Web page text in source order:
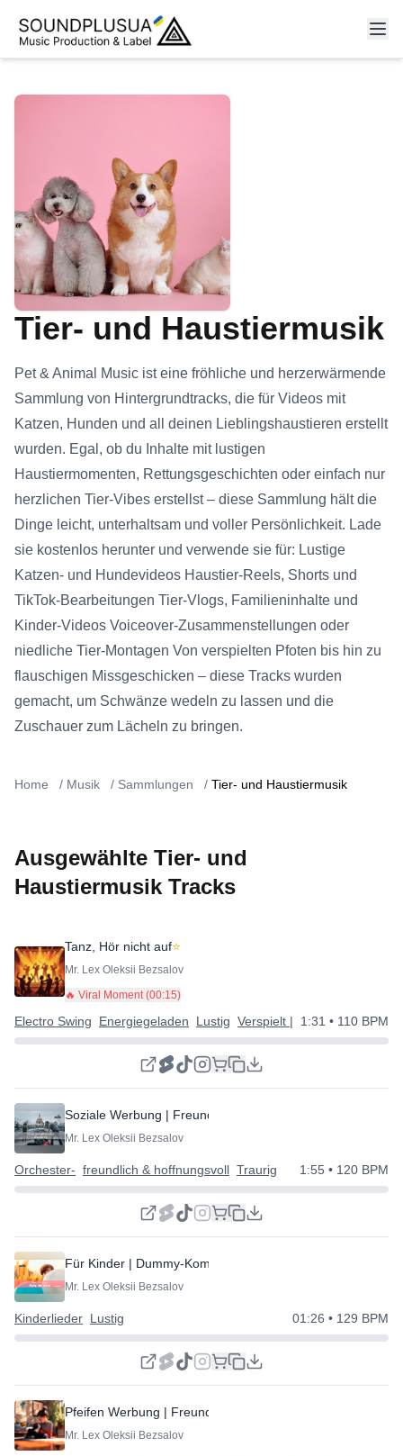
Tier- und Haustiermusik
Pet & Animal Music ist eine fröhliche und herzerwärmende
Sammlung von Hintergrundtracks, die für Videos mit
Katzen, Hunden und all deinen Lieblingshaustieren erstellt
wurden. Egal, ob du Inhalte mit lustigen
Haustiermomenten, Rettungsgeschichten oder einfach nur
herzlichen Tier-Vibes erstellst – diese Sammlung hält die
Dinge leicht, unterhaltsam und voller Persönlichkeit. Lade
sie kostenlos herunter und verwende sie für: Lustige
Katzen- und Hundevideos Haustier-Reels, Shorts und
TikTok-Bearbeitungen Tier-Vlogs, Familieninhalte und
Kinder-Videos Voiceover-Zusammenstellungen oder
niedliche Tier-Montagen Von verspielten Pfoten bis hin zu
flauschigen Missgeschicken – diese Tracks wurden
gemacht, um Schwänze wedeln zu lassen und die
Zuschauer zum Lächeln zu bringen.
Home / Musik / Sammlungen / Tier- und Haustiermusik
Ausgewählte Tier- und
Haustiermusik Tracks
Tanz, Hör nicht auf⭐
Mr. Lex Oleksii Bezsalov
🔥 Viral Moment (00:15)
Electro Swing Energiegeladen Lustig Verspielt | Eigenartig |
1:31 • 110 BPM
Soziale Werbung | Freundliche Geschichte
Mr. Lex Oleksii Bezsalov
Orchester- freundlich & hoffnungsvoll Traurig 1:55 • 120 BPM
Für Kinder | Dummy-Komödie
Mr. Lex Oleksii Bezsalov
Kinderlieder Lustig 01:26 • 129 BPM
Pfeifen Werbung | Freundlich und Einfach
Mr. Lex Oleksii Bezsalov